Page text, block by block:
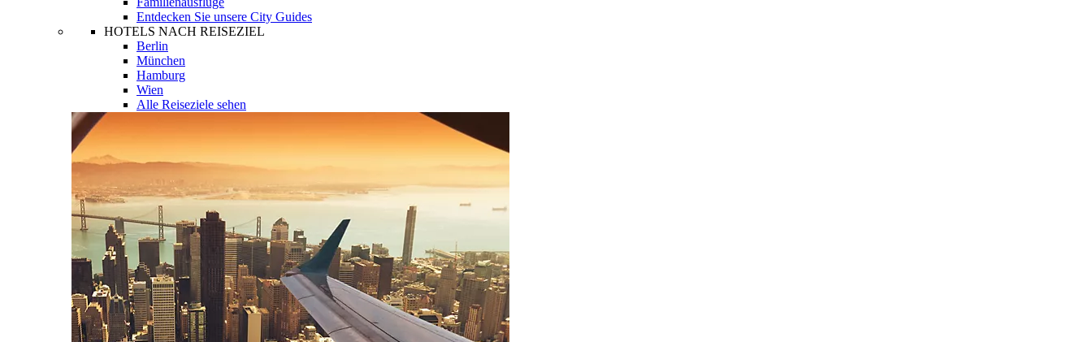
Entdecken Sie unsere City Guides
HOTELS NACH REISEZIEL
Berlin
München
Hamburg
Wien
Alle Reiseziele sehen